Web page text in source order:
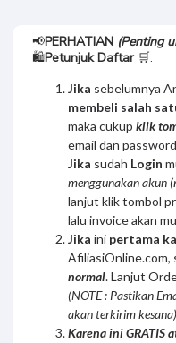
📢PERHATIAN (Penting
🛍️Petunjuk Daftar🛒:
Jika sebelumnya
membeli salah
maka cukup klik
email dan
Jika sudah Login
menggunakan akun
lanjut klik tombol
lalu invoice akan
Jika ini pertama
AfiliasiOnline.com,
normal. Lanjut
(NOTE : Pastikan
akan terkirim
Karena ini GRATIS